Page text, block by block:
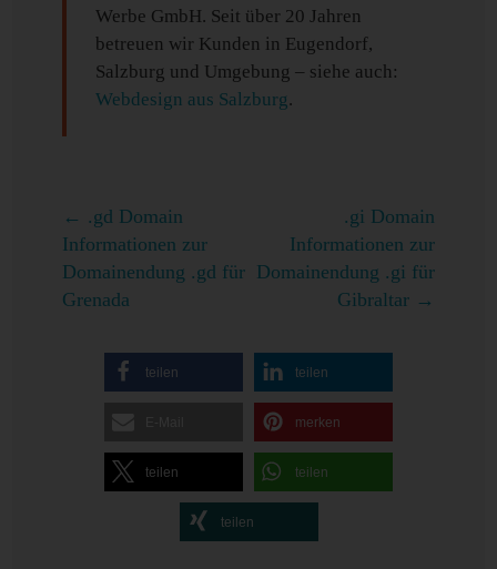
Werbe GmbH. Seit über 20 Jahren
betreuen wir Kunden in Eugendorf,
Salzburg und Umgebung – siehe auch:
Webdesign aus Salzburg.
← .gd Domain
Informationen zur
Domainendung .gd für
Grenada
.gi Domain
Informationen zur
Domainendung .gi für
Gibraltar→
teilen teilen
merken
teilen teilen
teilen